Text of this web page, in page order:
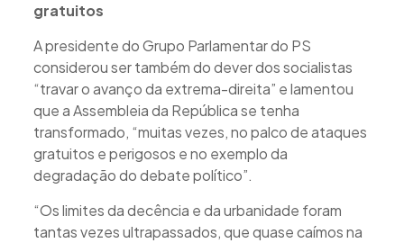
gratuitos
A presidente do Grupo Parlamentar do PS
considerou ser também do dever dos socialistas
“travar o avanço da extrema-direita” e lamentou
que a Assembleia da República se tenha
transformado, “muitas vezes, no palco de ataques
gratuitos e perigosos e no exemplo da
degradação do debate político”.
“Os limites da decência e da urbanidade foram
tantas vezes ultrapassados, que quase caímos na